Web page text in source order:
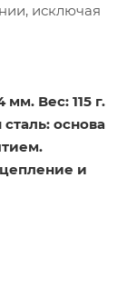
исключая
Вес: 115 г.
основа
и